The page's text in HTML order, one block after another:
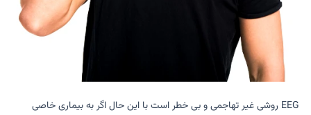
EEG روشی غیر تهاجمی و بی خطر است با این حال اگر به بیماری خاصی